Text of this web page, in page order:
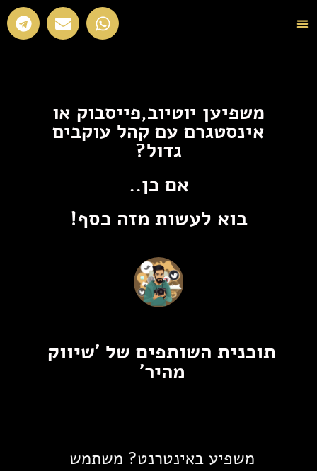
משפיען יוטיוב,פייסבוק או
אינסטגרם עם קהל עוקבים
גדול?
אם כן..
בוא לעשות מזה כסף!
תוכנית השותפים של 'שיווק
מהיר'
משפיע באינטרנט? משתמש